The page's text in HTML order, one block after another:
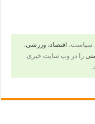
سیاست، اقتصاد، ورزشی،
را در وب سایت خبری